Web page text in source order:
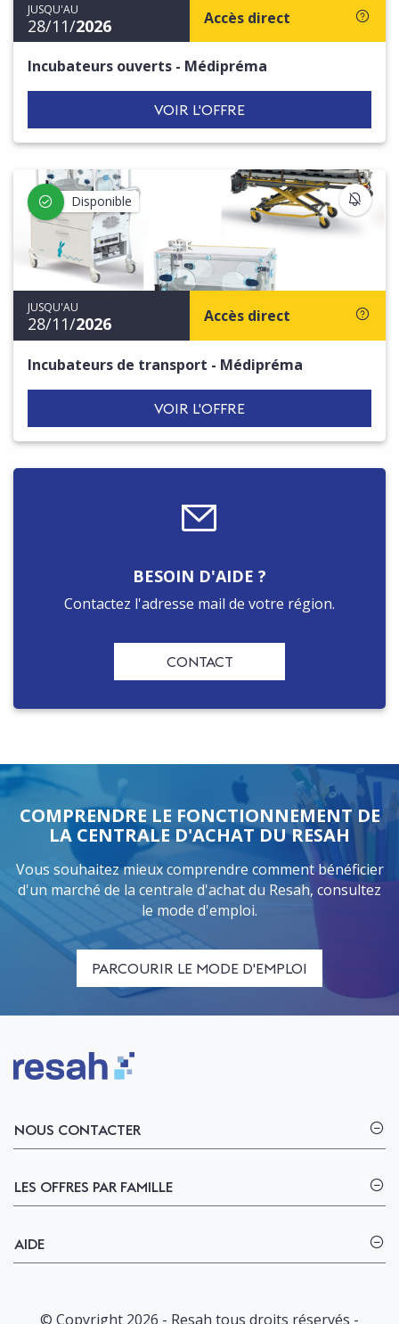
JUSQU'AU
28/11/2026 Accès direct
Incubateurs ouverts - Médipréma
VOIR L'OFFRE
Disponible
JUSQU'AU
28/11/2026 Accès direct
Incubateurs de transport - Médipréma
VOIR L'OFFRE
BESOIN D'AIDE ?
Contactez l'adresse mail de votre région.
CONTACT
COMPRENDRE LE FONCTIONNEMENT DE
LA CENTRALE D'ACHAT DU RESAH
Vous souhaitez mieux comprendre comment bénéficier
d'un marché de la centrale d'achat du Resah, consultez
le mode d'emploi.
PARCOURIR LE MODE D'EMPLOI
Logo Resah
NOUS CONTACTER
LES OFFRES PAR FAMILLE
AIDE
© Copyright 2026 - Resah tous droits réservés -